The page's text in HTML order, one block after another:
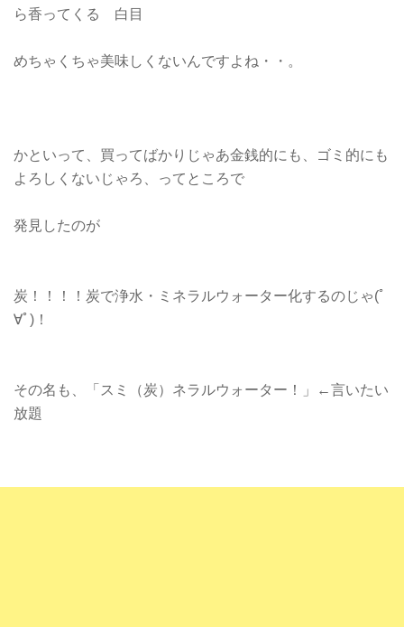
ら香ってくる 白目
めちゃくちゃ美味しくないんですよね・・。
かといって、買ってばかりじゃあ金銭的にも、ゴミ的にも
よろしくないじゃろ、ってところで
発見したのが
炭！！！！炭で浄水・ミネラルウォーター化するのじゃ(ﾟ
∀ﾟ)！
その名も、「スミ（炭）ネラルウォーター！」←言いたい
放題